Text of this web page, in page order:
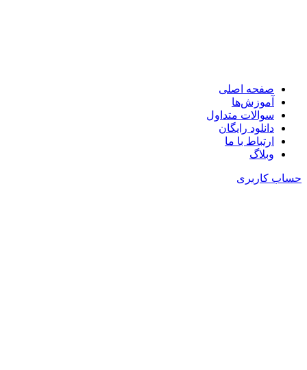
صفحه اصلی
آموزش‌ها
سوالات متداول
دانلود رایگان
ارتباط با ما
وبلاگ
حساب کاربری